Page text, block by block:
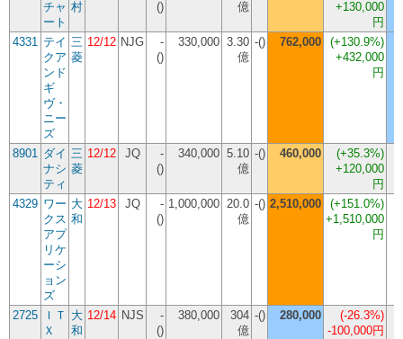
チャ
ート
村
()
億
+130,000
円
4331 テイ
クア
ンド
ギ
ヴ・
ニー
ズ
三
菱
12/12 NJG
-
()
330,000 3.30
億
-() 762,000 (+130.9%)
+432,000
円
8901 ダイ
ナシ
ティ
三
菱
12/12 JQ
-
()
340,000 5.10
億
-() 460,000 (+35.3%)
+120,000
円
4329 ワー
クス
アプ
リケ
ーシ
ョン
ズ
大
和
12/13 JQ
-
()
1,000,000 20.0
億
-() 2,510,000 (+151.0%)
+1,510,000
円
2725
ＩＴ
Ｘ
大
和
12/14 NJS
-
()
380,000
304
億
-() 280,000 (-26.3%)
-100,000円